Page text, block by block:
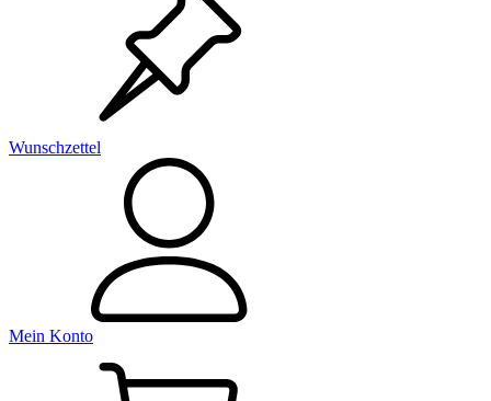
Wunschzettel
Mein Konto